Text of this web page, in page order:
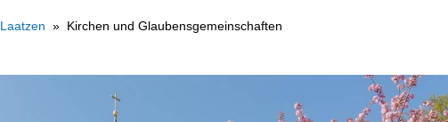
Laatzen Kirchen und Glaubensgemeinschaften